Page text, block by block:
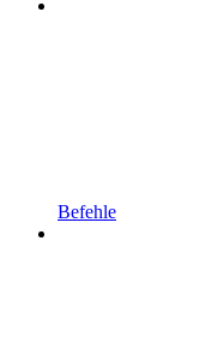
Befehle